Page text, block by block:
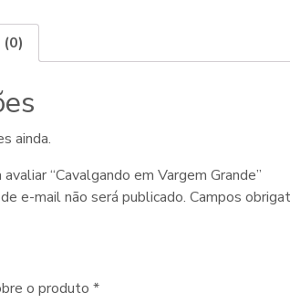
ainda.
“Cavalgando em Vargem Grande”
e-mail não será publicado. Campos
o produto *